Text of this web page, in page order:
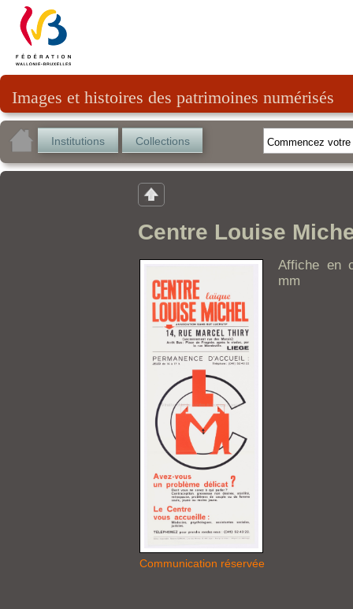
Images et histoires des patrimoines numérisés
Institutions Collections
Centre Louise
Communication réservée
Affiche en
mm